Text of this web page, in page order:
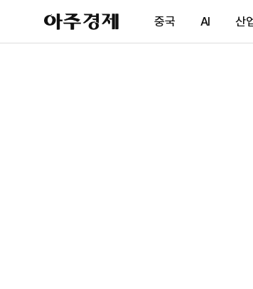
아
주
제
중국 AI 산